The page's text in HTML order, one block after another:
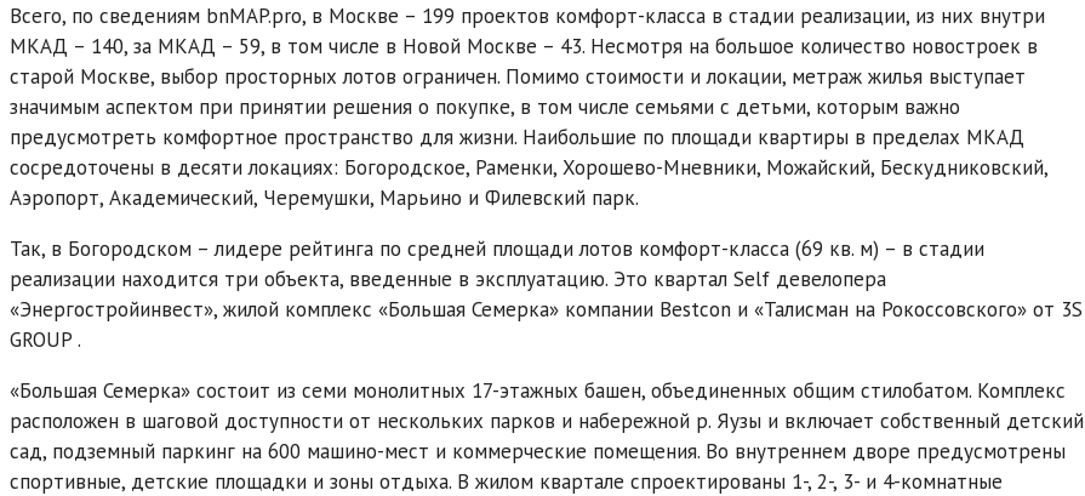
Всего, по сведениям bnMAP.pro, в Москве – 199 проектов комфорт-класса в стадии реализации, из них внутри
МКАД – 140, за МКАД – 59, в том числе в Новой Москве – 43. Несмотря на большое количество новостроек в
старой Москве, выбор просторных лотов ограничен. Помимо стоимости и локации, метраж жилья выступает
значимым аспектом при принятии решения о покупке, в том числе семьями с детьми, которым важно
предусмотреть комфортное пространство для жизни. Наибольшие по площади квартиры в пределах МКАД
сосредоточены в десяти локациях: Богородское, Раменки, Хорошево-Мневники, Можайский, Бескудниковский,
Аэропорт, Академический, Черемушки, Марьино и Филевский парк.
Так, в Богородском – лидере рейтинга по средней площади лотов комфорт-класса (69 кв. м) – в стадии
реализации находится три объекта, введенные в эксплуатацию. Это квартал Self девелопера
«Энергостройинвест», жилой комплекс «Большая Семерка» компании Bestcon и «Талисман на Рокоссовского» от 3S
GROUP .
«Большая Семерка» состоит из семи монолитных 17-этажных башен, объединенных общим стилобатом. Комплекс
расположен в шаговой доступности от нескольких парков и набережной р. Яузы и включает собственный детский
сад, подземный паркинг на 600 машино-мест и коммерческие помещения. Во внутреннем дворе предусмотрены
спортивные, детские площадки и зоны отдыха. В жилом квартале спроектированы 1-, 2-, 3- и 4-комнатные